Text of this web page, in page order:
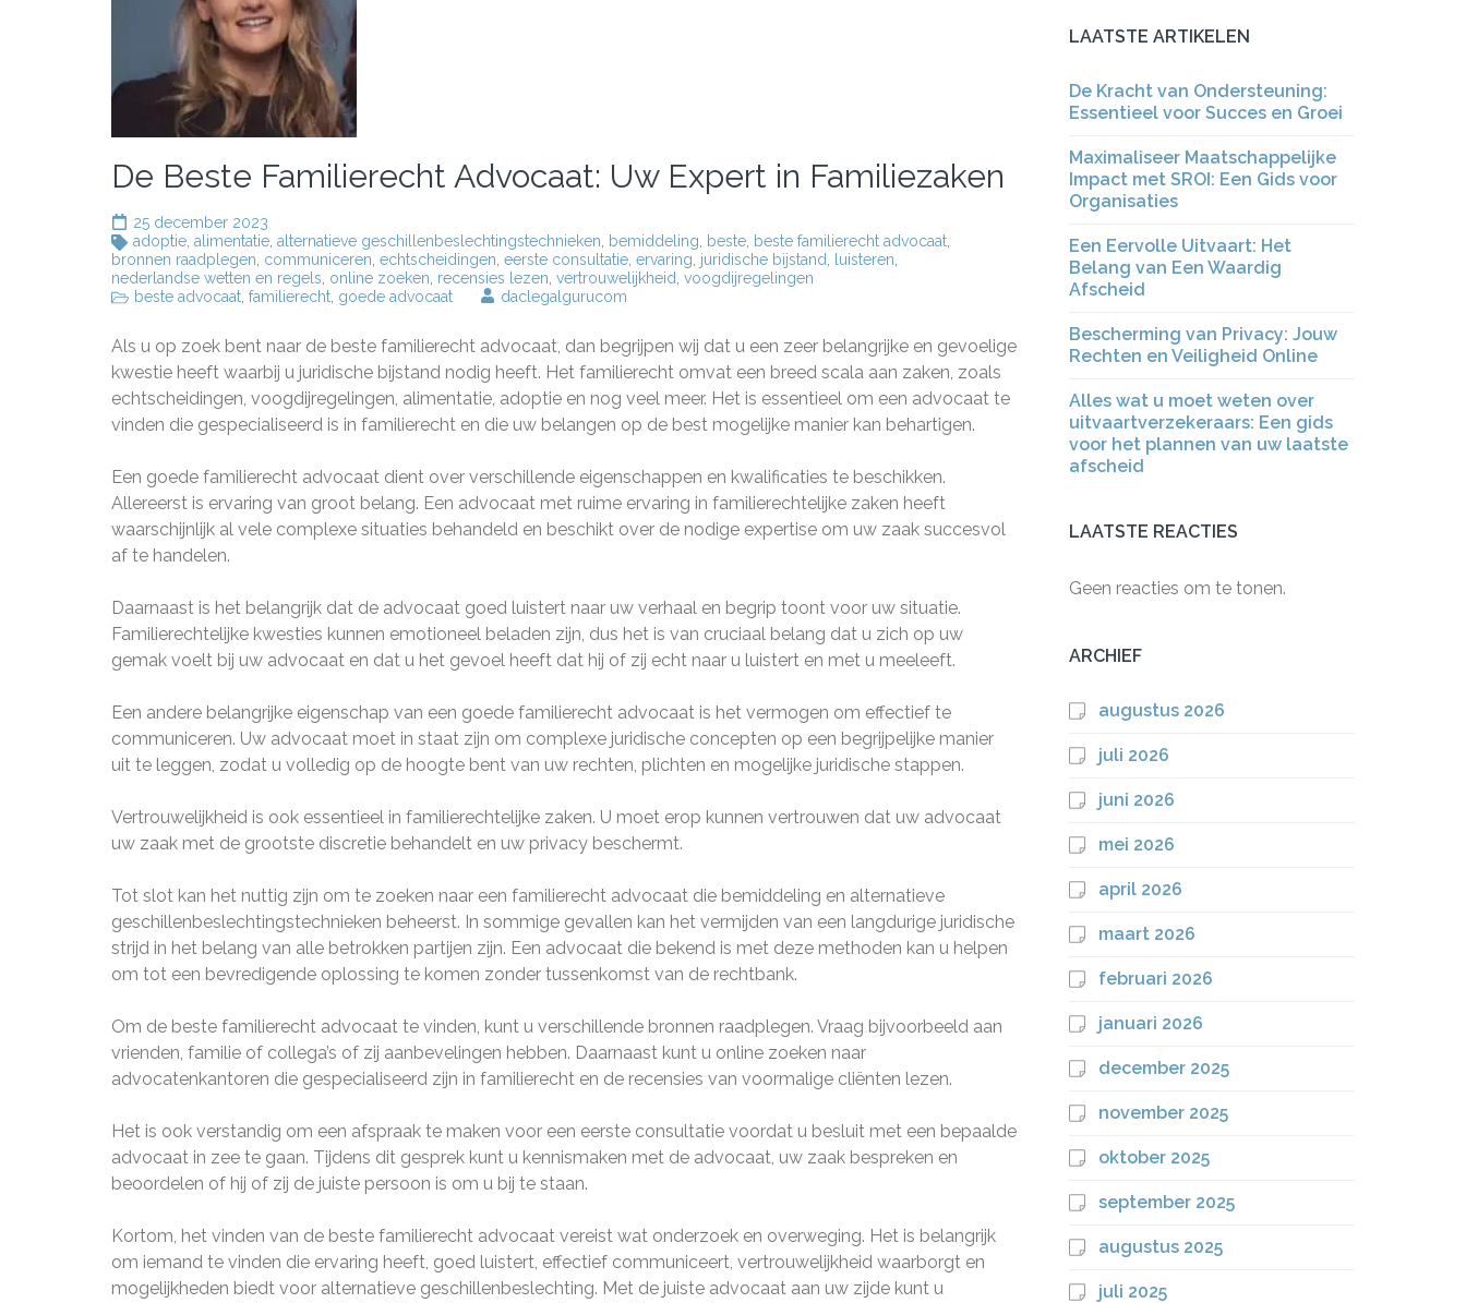
De Beste Familierecht Advocaat: Uw Expert in Familiezaken
25 december 2023
adoptie alimentatie alternatieve geschillenbeslechtingstechnieken bemiddeling beste beste familierecht advocaat
bronnen raadplegen communiceren echtscheidingen eerste consultatie ervaring juridische bijstand luisteren
nederlandse wetten en regels online zoeken recensies lezen vertrouwelijkheid voogdijregelingen
beste advocaat familierecht goede advocaat daclegalgurucom
Als u op zoek bent naar de beste familierecht advocaat, dan begrijpen wij dat u een zeer belangrijke en gevoelige
kwestie heeft waarbij u juridische bijstand nodig heeft. Het familierecht omvat een breed scala aan zaken, zoals
echtscheidingen, voogdijregelingen, alimentatie, adoptie en nog veel meer. Het is essentieel om een advocaat te
vinden die gespecialiseerd is in familierecht en die uw belangen op de best mogelijke manier kan behartigen.
Een goede familierecht advocaat dient over verschillende eigenschappen en kwalificaties te beschikken.
Allereerst is ervaring van groot belang. Een advocaat met ruime ervaring in familierechtelijke zaken heeft
waarschijnlijk al vele complexe situaties behandeld en beschikt over de nodige expertise om uw zaak succesvol
af te handelen.
Daarnaast is het belangrijk dat de advocaat goed luistert naar uw verhaal en begrip toont voor uw situatie.
Familierechtelijke kwesties kunnen emotioneel beladen zijn, dus het is van cruciaal belang dat u zich op uw
gemak voelt bij uw advocaat en dat u het gevoel heeft dat hij of zij echt naar u luistert en met u meeleeft.
Een andere belangrijke eigenschap van een goede familierecht advocaat is het vermogen om effectief te
communiceren. Uw advocaat moet in staat zijn om complexe juridische concepten op een begrijpelijke manier
uit te leggen, zodat u volledig op de hoogte bent van uw rechten, plichten en mogelijke juridische stappen.
Vertrouwelijkheid is ook essentieel in familierechtelijke zaken. U moet erop kunnen vertrouwen dat uw advocaat
uw zaak met de grootste discretie behandelt en uw privacy beschermt.
Tot slot kan het nuttig zijn om te zoeken naar een familierecht advocaat die bemiddeling en alternatieve
geschillenbeslechtingstechnieken beheerst. In sommige gevallen kan het vermijden van een langdurige juridische
strijd in het belang van alle betrokken partijen zijn. Een advocaat die bekend is met deze methoden kan u helpen
om tot een bevredigende oplossing te komen zonder tussenkomst van de rechtbank.
Om de beste familierecht advocaat te vinden, kunt u verschillende bronnen raadplegen. Vraag bijvoorbeeld aan
vrienden, familie of collega’s of zij aanbevelingen hebben. Daarnaast kunt u online zoeken naar
advocatenkantoren die gespecialiseerd zijn in familierecht en de recensies van voormalige cliënten lezen.
Het is ook verstandig om een afspraak te maken voor een eerste consultatie voordat u besluit met een bepaalde
advocaat in zee te gaan. Tijdens dit gesprek kunt u kennismaken met de advocaat, uw zaak bespreken en
beoordelen of hij of zij de juiste persoon is om u bij te staan.
Kortom, het vinden van de beste familierecht advocaat vereist wat onderzoek en overweging. Het is belangrijk
om iemand te vinden die ervaring heeft, goed luistert, effectief communiceert, vertrouwelijkheid waarborgt en
mogelijkheden biedt voor alternatieve geschillenbeslechting. Met de juiste advocaat aan uw zijde kunt u
LAATSTE ARTIKELEN
De Kracht van Ondersteuning:
Essentieel voor Succes en Groei
Maximaliseer Maatschappelijke
Impact met SROI: Een Gids voor
Organisaties
Een Eervolle Uitvaart: Het
Belang van Een Waardig
Afscheid
Bescherming van Privacy: Jouw
Rechten en Veiligheid Online
Alles wat u moet weten over
uitvaartverzekeraars: Een gids
voor het plannen van uw laatste
afscheid
LAATSTE REACTIES
Geen reacties om te tonen.
ARCHIEF
augustus 2026
juli 2026
juni 2026
mei 2026
april 2026
maart 2026
februari 2026
januari 2026
december 2025
november 2025
oktober 2025
september 2025
augustus 2025
juli 2025